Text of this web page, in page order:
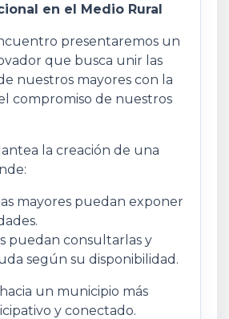
en el Medio Rural
presentaremos un
que busca unir las
nuestros mayores con la
compromiso de nuestros
la creación de una
mayores puedan exponer
puedan consultarlas y
según su disponibilidad.
un municipio más
y conectado.